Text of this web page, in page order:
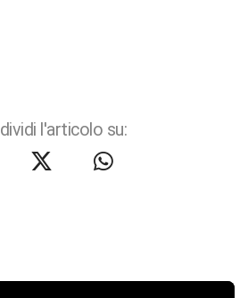
l'articolo su: